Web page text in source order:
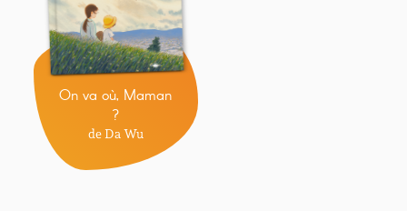
On va où, Maman
?
de Da Wu